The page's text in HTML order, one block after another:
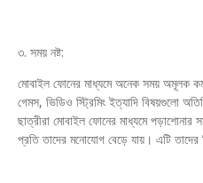
৩. সময় নষ্ট:
মোবাইল ফোনের মাধ্যমে অনেক সময় অমূলক
গেমস, ভিডিও স্ট্রিমিং ইত্যাদি বিষয়গুলো
ছাত্রীরা মোবাইল ফোনের মাধ্যমে পড়াশোনার
প্রতি তাদের মনোযোগ বেড়ে যায়। এটি তাদের